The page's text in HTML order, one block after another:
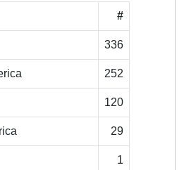
#
336
252
120
29
1